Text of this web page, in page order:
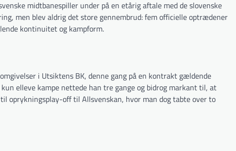
midtbanespiller under på en etårig aftale med de slovenske
men blev aldrig det store gennembrud: fem officielle optrædener
kontinuitet og kampform.
i Utsiktens BK, denne gang på en kontrakt gældende
elleve kampe nettede han tre gange og bidrog markant til, at
opryknings­play-off til Allsvenskan, hvor man dog tabte over to